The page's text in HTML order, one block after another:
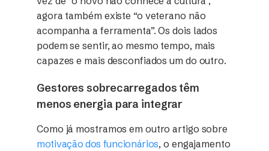
agora também existe “o veterano não
acompanha a ferramenta”. Os dois lados
podem se sentir, ao mesmo tempo, mais
capazes e mais desconfiados um do outro.
Gestores sobrecarregados têm
menos energia para integrar
Como já mostramos em outro artigo sobre
motivação dos funcionários, o engajamento